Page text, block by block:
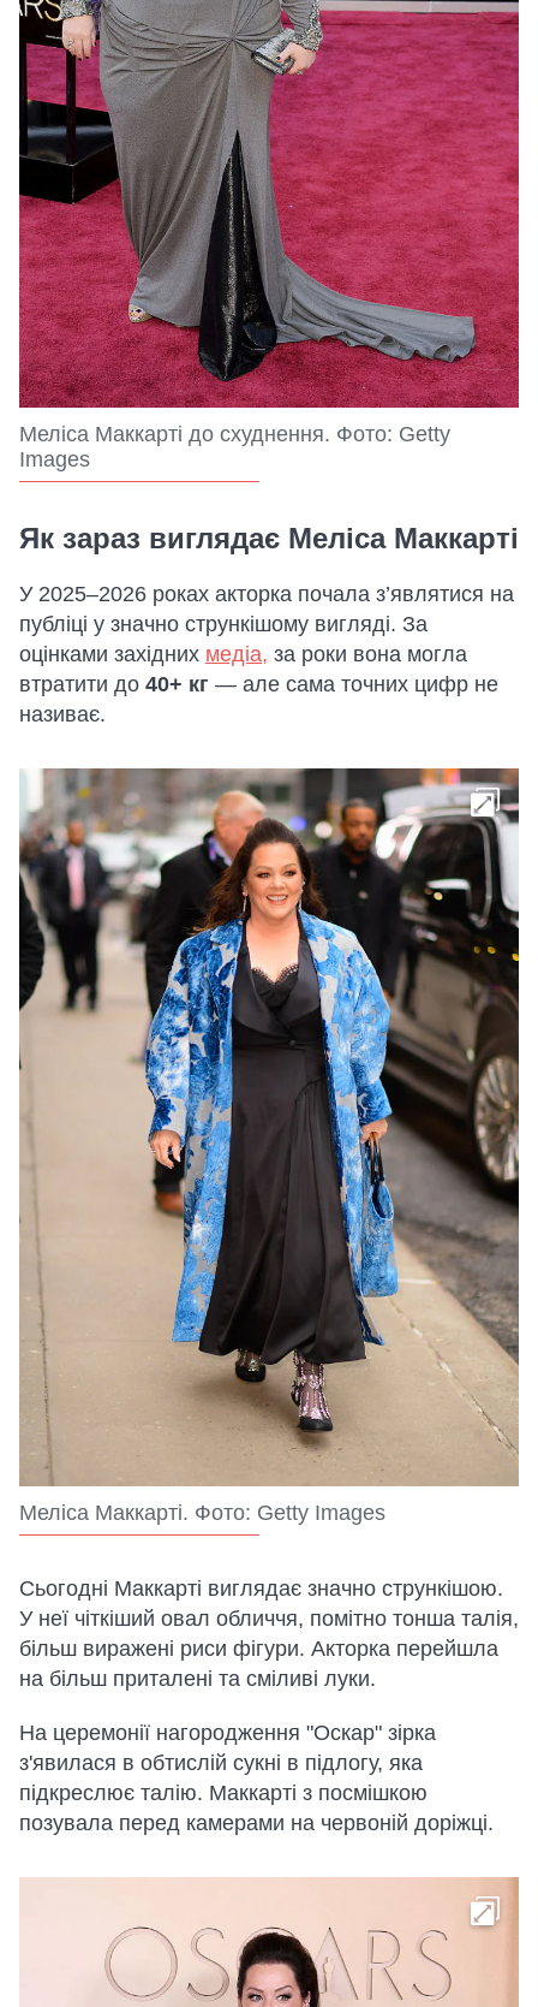
Меліса Маккарті до схуднення. Фото: Getty
Images
Як зараз виглядає Меліса Маккарті
У 2025–2026 роках акторка почала з’являтися на
публіці у значно стрункішому вигляді. За
оцінками західних медіа, за роки вона могла
втратити до 40+ кг — але сама точних цифр не
називає.
Меліса Маккарті. Фото: Getty Images
Сьогодні Маккарті виглядає значно стрункішою.
У неї чіткіший овал обличчя, помітно тонша талія,
більш виражені риси фігури. Акторка перейшла
на більш приталені та сміливі луки.
На церемонії нагородження "Оскар" зірка
з'явилася в обтислій сукні в підлогу, яка
підкреслює талію. Маккарті з посмішкою
позувала перед камерами на червоній доріжці.